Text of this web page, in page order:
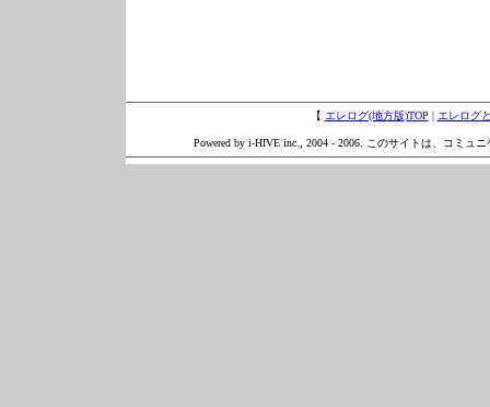
【 エレログ(地方版)TOP | エレログ
Powered by i-HIVE inc., 2004 - 2006. このサイトは、コミュ